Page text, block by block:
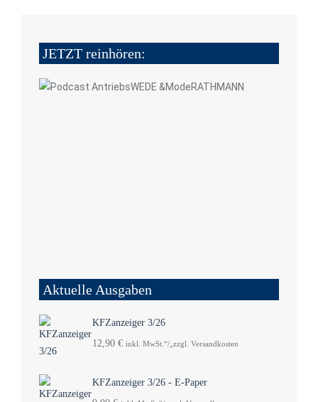
JETZT reinhören:
Aktuelle Ausgaben
KFZanzeiger 3/26
12,90 € inkl. MwSt.“/„zzgl. Versandkosten
KFZanzeiger 3/26 - E-Paper